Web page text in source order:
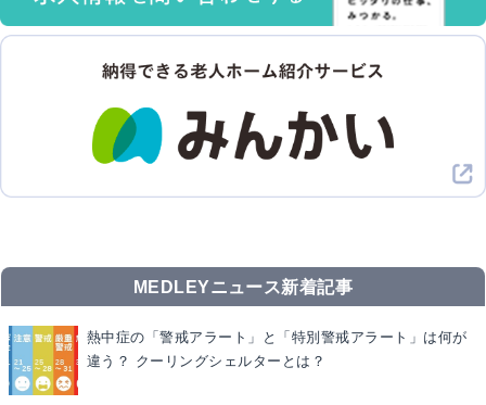
MEDLEYニュース新着記事
熱中症の「警戒アラート」と「特別警戒アラート」は何が
違う？ クーリングシェルターとは？